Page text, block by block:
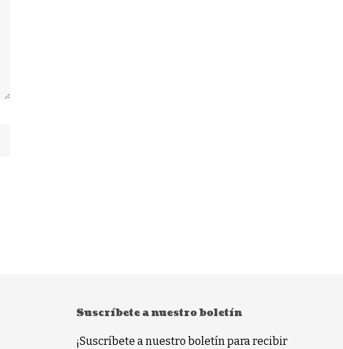
Suscríbete a nuestro boletín
¡Suscríbete a nuestro boletín para recibir